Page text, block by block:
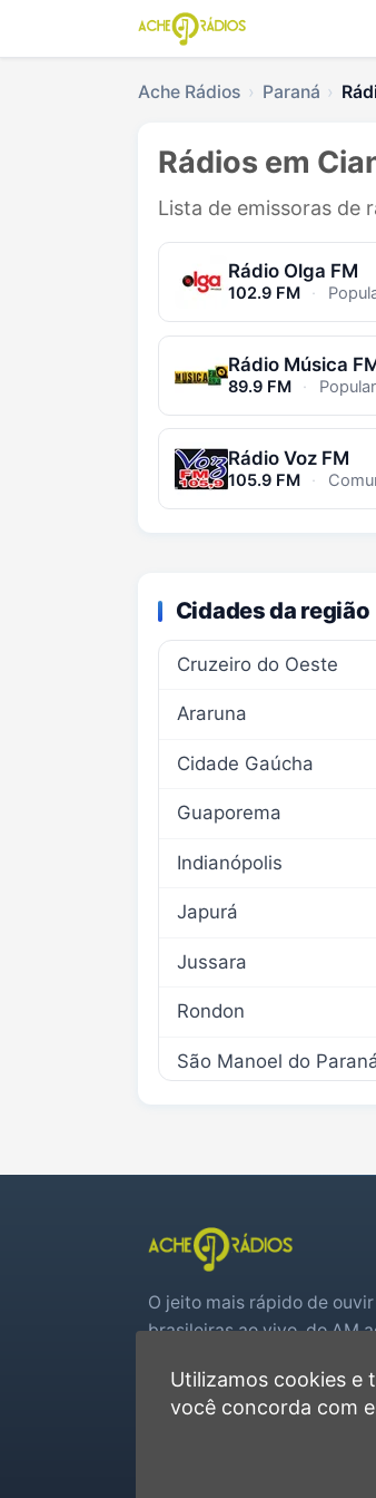
Ache Rádios Paraná
Rádios em
Lista de emissoras de
Rádio Olga FM
102.9 FM ·
Rádio Música
89.9 FM · Popular
Rádio Voz FM
105.9 FM ·
Cidades da região
Cruzeiro do Oeste
Araruna
Cidade Gaúcha
Guaporema
Indianópolis
Japurá
Jussara
Rondon
São Manoel do
O jeito mais rápido de
brasileiras ao vivo, do AM
real.Utilizamos cookies e
você concorda com